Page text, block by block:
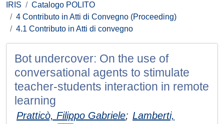
IRIS
Catalogo POLITO
4 Contributo in Atti di Convegno (Proceeding)
4.1 Contributo in Atti di convegno
Bot undercover: On the use of
conversational agents to stimulate
teacher-students interaction in remote
learning
Pratticò, Filippo Gabriele; Lamberti,